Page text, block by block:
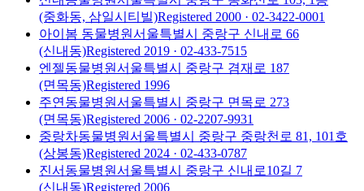
(중화동, 삼일시티빌)Registered 2000 · 02-3422-0001
아이봄 동물병원서울특별시 중랑구 신내로 66
(신내동)Registered 2019 · 02-433-7515
엔젤동물병원서울특별시 중랑구 겸재로 187
(면목동)Registered 1996
주연동물병원서울특별시 중랑구 면목로 273
(면목동)Registered 2006 · 02-2207-9931
중랑차동물병원서울특별시 중랑구 중랑천로 81, 101호
(상봉동)Registered 2024 · 02-433-0787
진서동물병원서울특별시 중랑구 신내로10길 7
(신내동)Registered 2006